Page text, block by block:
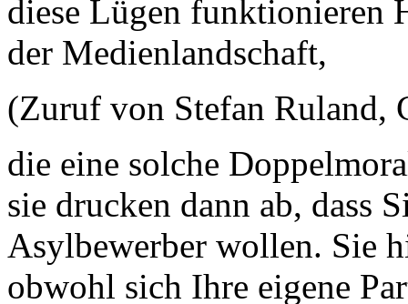
diese Lügen funktionieren
der Medienlandschaft,
(Zuruf von Stefan Ruland,
die eine solche
sie drucken dann ab, dass
Asylbewerber wollen. Sie
obwohl sich Ihre eigene